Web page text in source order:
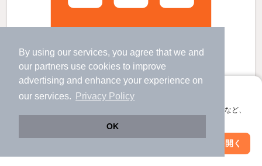
By using our services, you agree that we and
our partners use cookies to improve
advertising and enhance your experience on
our services.
Privacy Policy
OK
アプリに切り替えて、サクサクお部屋探し
会員登録なしですぐ使える。マップ検索やお気に入り保存など、
アプリを開く
マンション呉苑の賃貸物件
すべての写真
絞り込み条件を変更